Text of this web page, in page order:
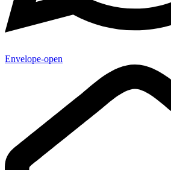
Envelope-open